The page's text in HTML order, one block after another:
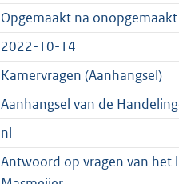
Opgemaakt na onopgemaakt
2022-10-14
Kamervragen (Aanhangsel)
Aanhangsel van de
nl
Antwoord op vragen van het